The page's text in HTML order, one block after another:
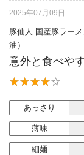
2025年07月09日
豚仙人 国産豚ラー
油）
意外と食べや
あっさり
薄味
細麺